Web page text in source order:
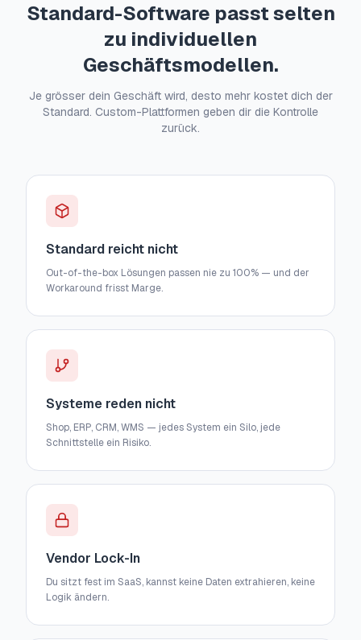
Standard-Software passt selten
zu individuellen
Geschäftsmodellen.
Je grösser dein Geschäft wird, desto mehr kostet dich der
Standard. Custom-Plattformen geben dir die Kontrolle
zurück.
Standard reicht nicht
Out-of-the-box Lösungen passen nie zu 100% — und der
Workaround frisst Marge.
Systeme reden nicht
Shop, ERP, CRM, WMS — jedes System ein Silo, jede
Schnittstelle ein Risiko.
Vendor Lock-In
Du sitzt fest im SaaS, kannst keine Daten extrahieren, keine
Logik ändern.